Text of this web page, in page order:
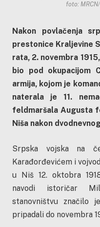
foto:
Nakon povlačenja
prestonice Kraljevine
rata, 2. novembra
bio pod okupacijom
armija, kojom je
naterala je 11.
feldmaršala Augusta
Niša nakon
Srpska vojska na
Karađorđevićem i
u Niš 12. oktobra
navodi istoričar
stanovništvu značilo
pripadali do novembra